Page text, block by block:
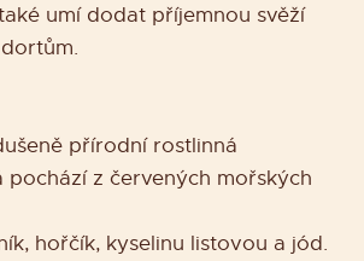
umí dodat příjemnou svěží
přírodní rostlinná
pochází z červených mořských
hořčík, kyselinu listovou a jód.